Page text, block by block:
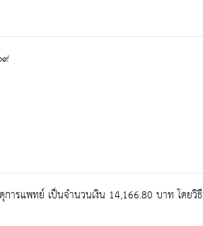
ารแพทย์ เป็นจำนวนเงิน 14,166.80 บาท โดยวิธี